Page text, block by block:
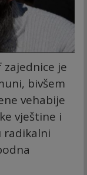
zajednice je
bivšem
vehabije
vještine i
radikalni